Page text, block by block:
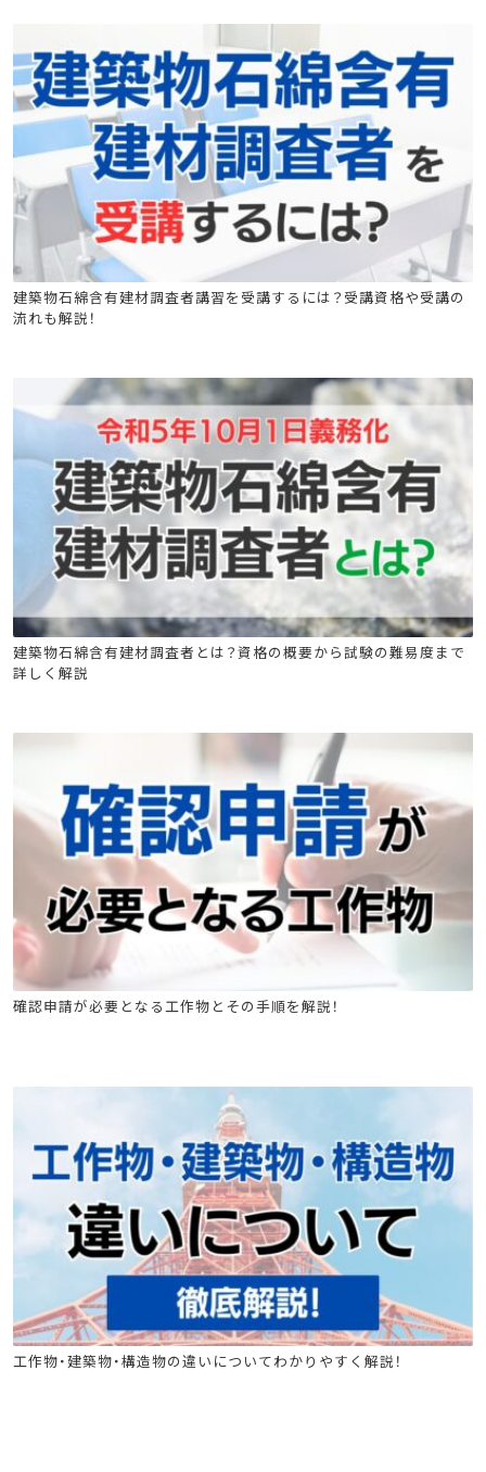
石綿(アスベスト)関連 建築物石綿含有建材調査者講習
建築物石綿含有建材調査者講習を受講するには？受講資格や受講の
流れも解説！
石綿(アスベスト)関連 建築物石綿含有建材調査者講習
建築物石綿含有建材調査者とは？資格の概要から試験の難易度まで
詳しく解説
石綿(アスベスト)関連
建築物石綿含有建材調査者講習
確認申請が必要となる工作物とその手順を解説！
石綿(アスベスト)関連
建築物石綿含有建材調査者講習
工作物・建築物・構造物の違いについてわかりやすく解説！